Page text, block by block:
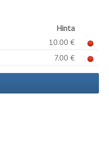
Hinta
10.00 €
7.00 €